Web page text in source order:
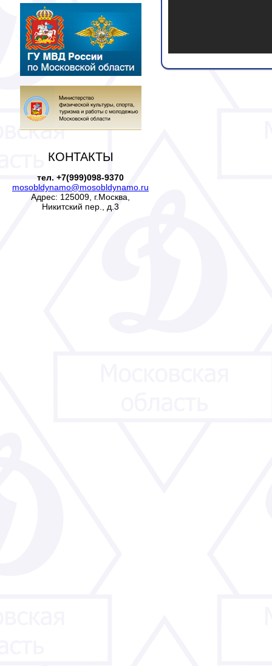
КОНТАКТЫ
тел. +7(999)098-9370
mosobldynamo@mosobldynamo.ru
Адрес: 125009, г.Москва,
Никитский пер., д.3